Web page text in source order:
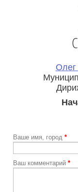
Олег
Ваше имя, город *
Ваш комментарий *